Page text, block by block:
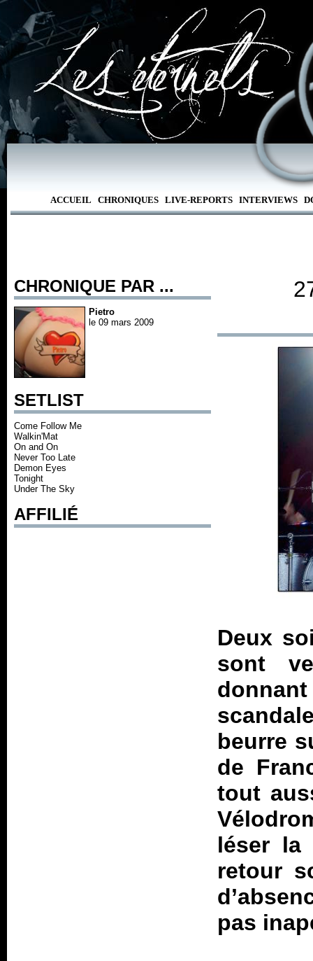
ACCUEIL CHRONIQUES LIVE-REPORTS INTERVIEWS
CHRONIQUE PAR ...
Pietro
le 09 mars 2009
SETLIST
Come Follow Me
Walkin'Mat
On and On
Never Too Late
Demon Eyes
Tonight
Under The Sky
AFFILIÉ
Deux
sont
beurre
de
tout
léser
retour
pas